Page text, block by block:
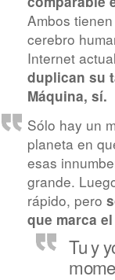
Ambos
cerebro
Internet
duplican su
Máquina, sí.
Sólo hay un
planeta en
esas
grande.
rápido, pero
que marca
Tu y